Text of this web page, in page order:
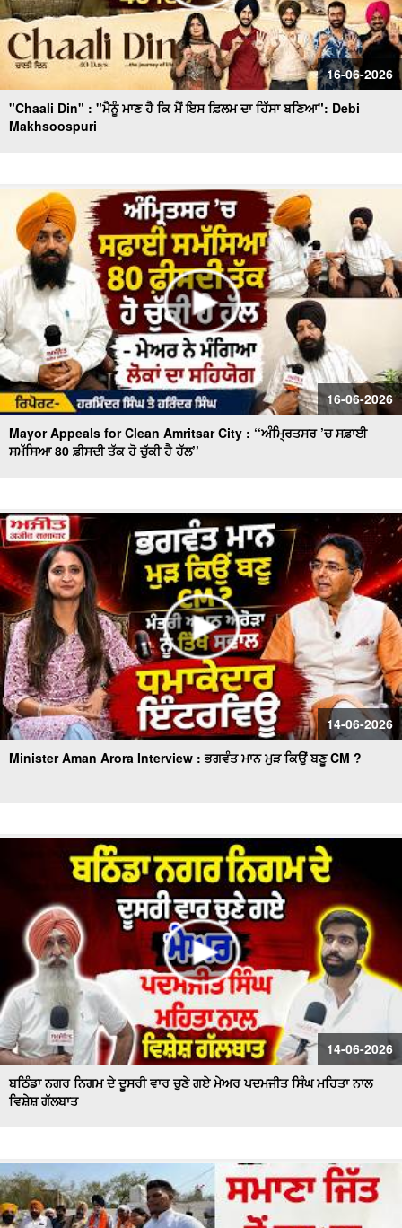
16-06-2026
"Chaali Din" : "ਮੈਨੂੰ ਮਾਣ ਹੈ ਕਿ ਮੈਂ ਇਸ ਫ਼ਿਲਮ ਦਾ ਹਿੱਸਾ ਬਣਿਆ": Debi
Makhsoospuri
16-06-2026
Mayor Appeals for Clean Amritsar City : ‘‘ਅੰਮ੍ਰਿਤਸਰ ’ਚ ਸਫ਼ਾਈ
ਸਮੱਸਿਆ 80 ਫ਼ੀਸਦੀ ਤੱਕ ਹੋ ਚੁੱਕੀ ਹੈ ਹੱਲ’’
14-06-2026
Minister Aman Arora Interview : ਭਗਵੰਤ ਮਾਨ ਮੁੜ ਕਿਉਂ ਬਣੂ CM ?
14-06-2026
ਬਠਿੰਡਾ ਨਗਰ ਨਿਗਮ ਦੇ ਦੂਸਰੀ ਵਾਰ ਚੁਣੇ ਗਏ ਮੇਅਰ ਪਦਮਜੀਤ ਸਿੰਘ ਮਹਿਤਾ ਨਾਲ
ਵਿਸ਼ੇਸ਼ ਗੱਲਬਾਤ